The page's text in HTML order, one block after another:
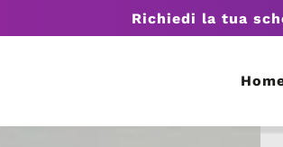
Richiedi la tua